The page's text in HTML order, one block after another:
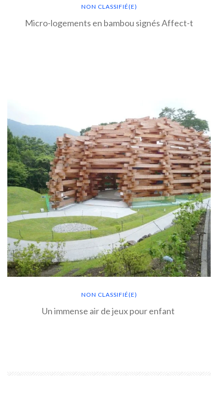
NON CLASSIFIÉ(E)
Micro-logements en bambou signés Affect-t
NON CLASSIFIÉ(E)
Un immense air de jeux pour enfant